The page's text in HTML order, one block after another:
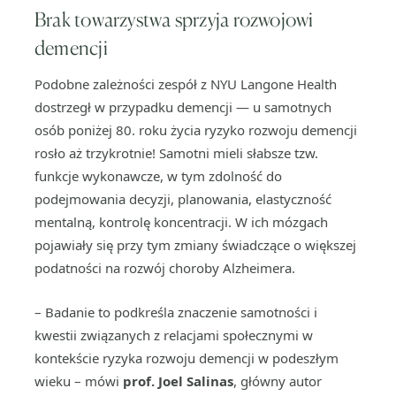
Brak towarzystwa sprzyja rozwojowi
demencji
Podobne zależności zespół z NYU Langone Health
dostrzegł w przypadku demencji — u samotnych
osób poniżej 80. roku życia ryzyko rozwoju demencji
rosło aż trzykrotnie! Samotni mieli słabsze tzw.
funkcje wykonawcze, w tym zdolność do
podejmowania decyzji, planowania, elastyczność
mentalną, kontrolę koncentracji. W ich mózgach
pojawiały się przy tym zmiany świadczące o większej
podatności na rozwój choroby Alzheimera.
– Badanie to podkreśla znaczenie samotności i
kwestii związanych z relacjami społecznymi w
kontekście ryzyka rozwoju demencji w podeszłym
wieku – mówi prof. Joel Salinas, główny autor